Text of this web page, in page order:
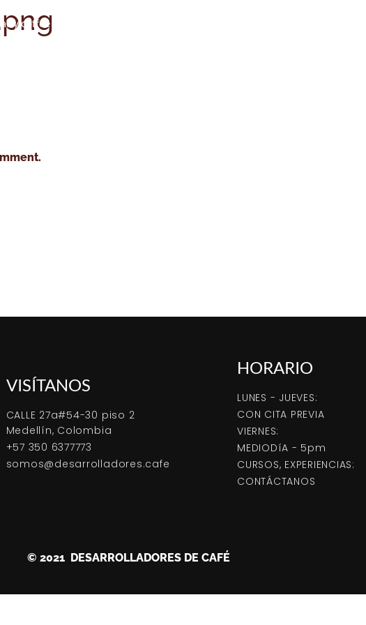
coffee
VISÍTANOS
CALLE 27a#54-30 piso 2
Medellín, Colombia
+57 350 6377773
somos@desarrolladores.cafe
HORARIO
LUNES - JUEVES:
CON CITA PREVIA
VIERNES:
MEDIODíA - 5pm
CURSOS, EXPERIENCIAS:
CONTÁCTANOS
© 2021 DESARROLLADORES DE CAFÉ